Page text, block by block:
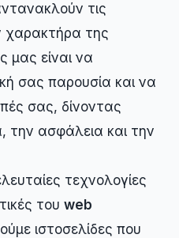
τις
χαρακτήρα της
μας είναι να
σας παρουσία και να
σας, δίνοντας
ασφάλεια και την
τεχνολογίες
του web
ιστοσελίδες που